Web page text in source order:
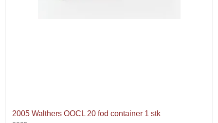
2005 Walthers OOCL 20 fod container 1 stk